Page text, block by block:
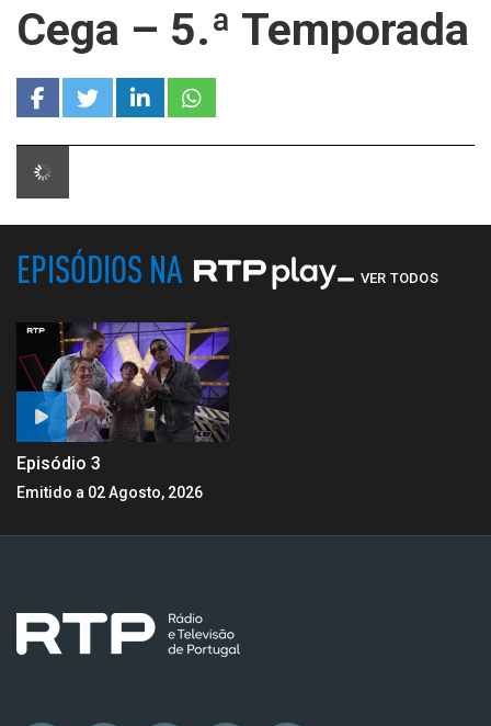
Cega – 5.ª Temporada
EPISÓDIOS NA VER TODOS
Episódio 3
Emitido a 02 Agosto, 2026